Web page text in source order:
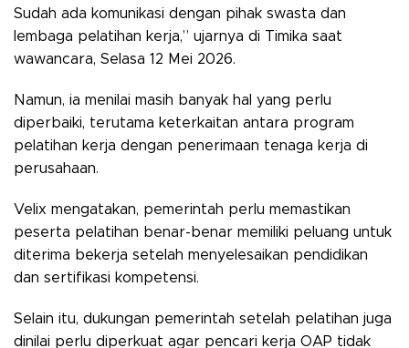
Sudah ada komunikasi dengan pihak swasta dan
lembaga pelatihan kerja,” ujarnya di Timika saat
wawancara, Selasa 12 Mei 2026.
Namun, ia menilai masih banyak hal yang perlu
diperbaiki, terutama keterkaitan antara program
pelatihan kerja dengan penerimaan tenaga kerja di
perusahaan.
Velix mengatakan, pemerintah perlu memastikan
peserta pelatihan benar-benar memiliki peluang untuk
diterima bekerja setelah menyelesaikan pendidikan
dan sertifikasi kompetensi.
Selain itu, dukungan pemerintah setelah pelatihan juga
dinilai perlu diperkuat agar pencari kerja OAP tidak